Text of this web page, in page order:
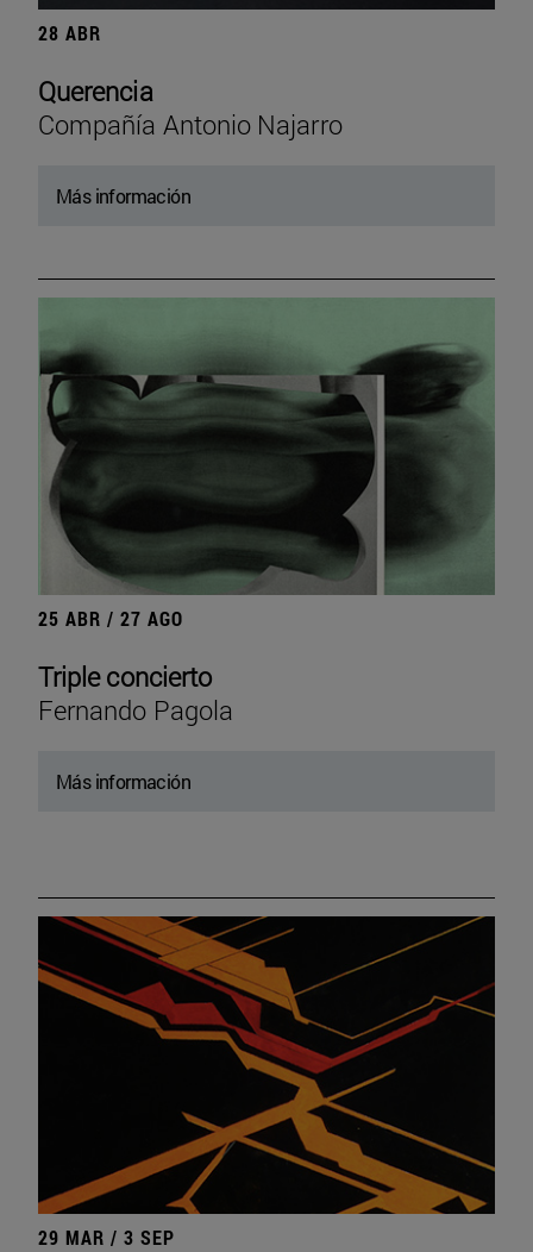
28 ABR
Querencia
Compañía Antonio Najarro
Más información
25 ABR / 27 AGO
Triple concierto
Fernando Pagola
Más información
29 MAR / 3 SEP